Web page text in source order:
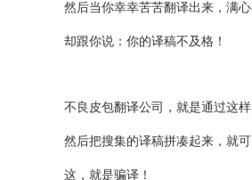
然后当你幸幸苦苦翻译出来，满
却跟你说：你的译稿不及格！
不良皮包翻译公司，就是通过这
然后把搜集的译稿拼凑起来，就
这，就是骗译！